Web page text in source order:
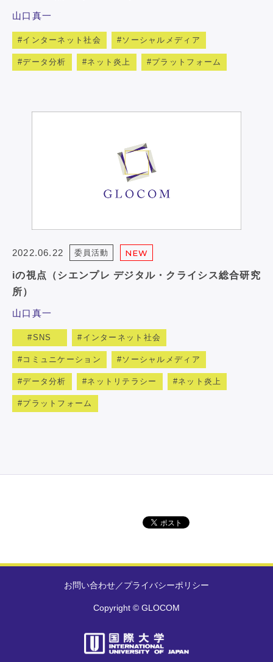
山口真一
インターネット社会 ソーシャルメディア
データ分析 ネット炎上 プラットフォーム
2022.06.22 委員活動 NEW
iの視点（シエンプレ デジタル・クライシス総合研究
所）
山口真一
SNS インターネット社会
コミュニケーション ソーシャルメディア
データ分析 ネットリテラシー ネット炎上
プラットフォーム
お問い合わせ／プライバシーポリシー
Copyright © GLOCOM